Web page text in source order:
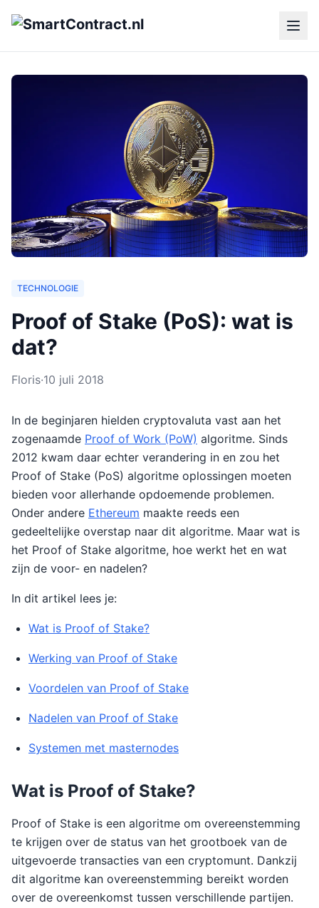
TECHNOLOGIE
Proof of Stake (PoS): wat is
dat?
Floris·10 juli 2018
In de beginjaren hielden cryptovaluta vast aan het
zogenaamde Proof of Work (PoW) algoritme. Sinds
2012 kwam daar echter verandering in en zou het
Proof of Stake (PoS) algoritme oplossingen moeten
bieden voor allerhande opdoemende problemen.
Onder andere Ethereum maakte reeds een
gedeeltelijke overstap naar dit algoritme. Maar wat is
het Proof of Stake algoritme, hoe werkt het en wat
zijn de voor- en nadelen?
In dit artikel lees je:
Wat is Proof of Stake?
Werking van Proof of Stake
Voordelen van Proof of Stake
Nadelen van Proof of Stake
Systemen met masternodes
Wat is Proof of Stake?
Proof of Stake is een algoritme om overeenstemming
te krijgen over de status van het grootboek van de
uitgevoerde transacties van een cryptomunt. Dankzij
dit algoritme kan overeenstemming bereikt worden
over de overeenkomst tussen verschillende partijen.